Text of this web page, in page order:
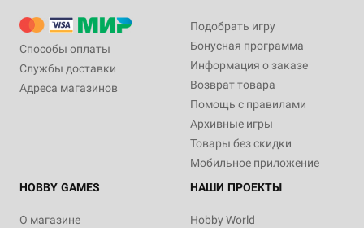
Способы оплаты
Службы доставки
Адреса магазинов
Подобрать игру
Бонусная программа
Информация о заказе
Возврат товара
Помощь с правилами
Архивные игры
Товары без скидки
Мобильное приложение
HOBBY GAMES
О магазине
НАШИ ПРОЕКТЫ
Hobby World